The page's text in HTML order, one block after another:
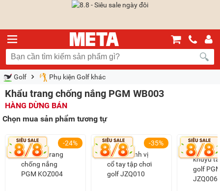
Golf Phụ kiện Golf khác
Khẩu trang chống nắng PGM WB003
HÀNG DỪNG BÁN
Chọn mua sản phẩm tương tự
-24% -35%